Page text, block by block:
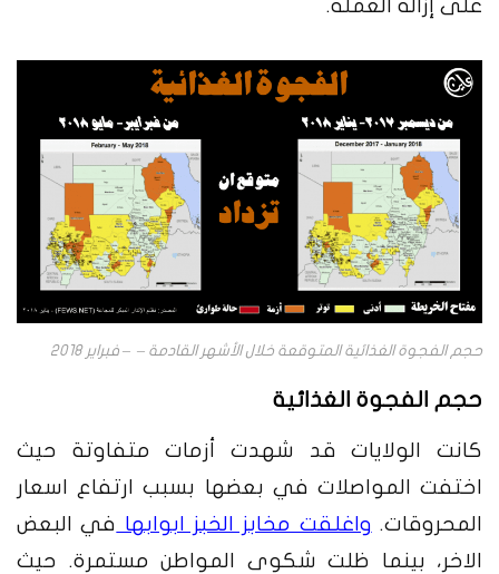
على إزالة العملة.
حجم الفجوة الغذائية المتوقعة خلال الأشهر القادمة – – فبراير 2018
حجم الفجوة الغذائية
كانت الولايات قد شهدت أزمات متفاوتة حيث
اختفت المواصلات في بعضها بسبب ارتفاع اسعار
المحروقات. واغلقت مخابز الخبز ابوابها في البعض
الاخر، بينما ظلت شكوى المواطن مستمرة. حيث